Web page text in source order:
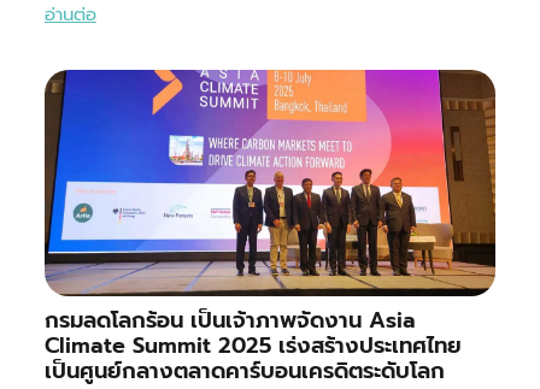
อ่านต่อ
กรมลดโลกร้อน เป็นเจ้าภาพจัดงาน Asia
Climate Summit 2025 เร่งสร้างประเทศไทย
เป็นศูนย์กลางตลาดคาร์บอนเครดิตระดับโลก